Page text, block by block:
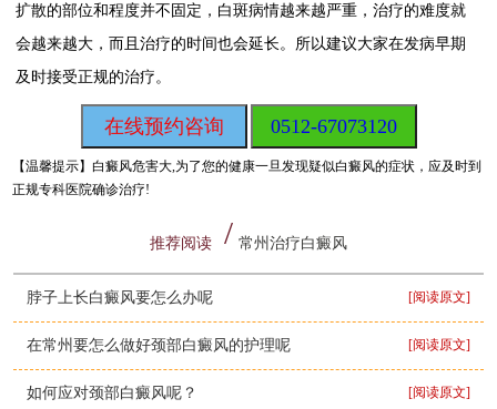
扩散的部位和程度并不固定，白斑病情越来越严重，治疗的难度就
会越来越大，而且治疗的时间也会延长。所以建议大家在发病早期
及时接受正规的治疗。
在线预约咨询 0512-67073120
【温馨提示】白癜风危害大,为了您的健康一旦发现疑似白癜风的症状，应及时到
正规专科医院确诊治疗!
推荐阅读 常州治疗白癜风
脖子上长白癜风要怎么办呢 [阅读原文]
在常州要怎么做好颈部白癜风的护理呢 [阅读原文]
如何应对颈部白癜风呢？ [阅读原文]